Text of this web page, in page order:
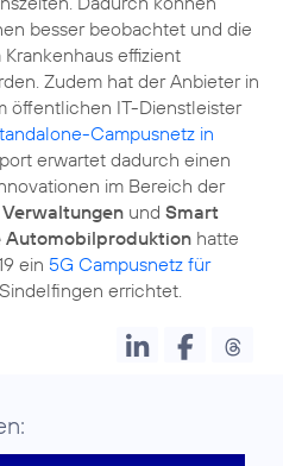
besser beobachtet und die
effizient
Zudem hat der Anbieter in
öffentlichen IT-Dienstleister
Campusnetz in
erwartet dadurch einen
im Bereich der
und Smart
Automobilproduktion hatte
ein 5G Campusnetz für
errichtet.